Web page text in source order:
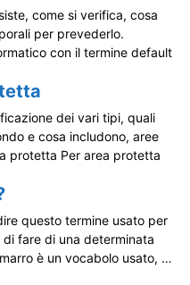
come si verifica, cosa
per prevederlo.
con il termine default
dei vari tipi, quali
e cosa includono, aree
protetta Per area protetta
questo termine usato per
fare di una determinata
è un vocabolo usato, …